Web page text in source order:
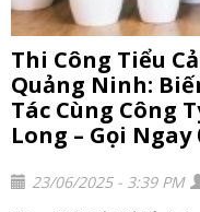
Thi Công Tiểu
Quảng Ninh:
Tác Cùng Công
Long – Gọi Ngay
23/06/2025 - 3:39 PM